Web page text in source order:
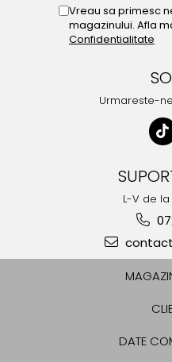
Vreau sa primesc
magazinului. Afla
Confidentialitate
Urmareste-
L-V de la
DATE